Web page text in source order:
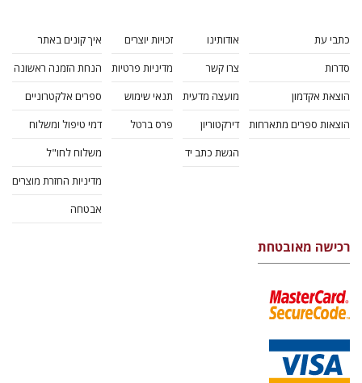
כתבי עת
סדרות
הוצאת אקדמון
הוצאות ספרים מתארחות
אודותינו
צרו קשר
מועצה מדעית
דירקטוריון
הגשת כתב יד
זכויות יוצרים
מדיניות פרטיות
תנאי שימוש
פרס ברטל
איך קונים באתר
הנחת הזמנה ראשונה
ספרים אלקטרוניים
דמי טיפול ומשלוח
משלוח לחו"ל
מדיניות החזרת מוצרים
אבטחה
רכישה מאובטחת